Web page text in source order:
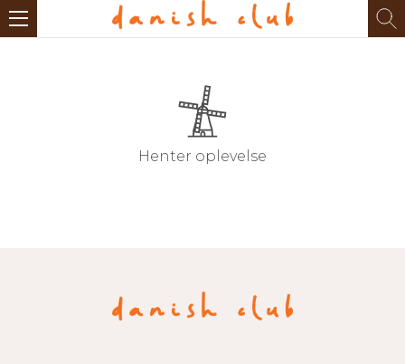
Henter oplevelse